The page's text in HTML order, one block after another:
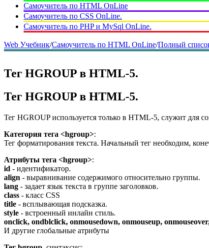
Самоучитель по HTML OnLine
Самоучитель по CSS OnLine.
Самоучитель по PHP и MySql OnLine.
Web Учебник/Самоучитель по HTML OnLine/Полный
Тег HGROUP в HTML-5.
Тег HGROUP в HTML-5.
Тег HGROUP используется только в HTML-5, служит для
Категория тега <hgroup>:
Тег форматирования текста. Начальный тег необходим,
Атрибуты тега <hgroup>:
id - идентификатор.
align - выравнивание содержимого относительно группы.
lang - задает язык текста в группе заголовков.
class - класс CSS
title - всплывающая подсказка.
style - встроенный инлайн стиль.
onclick, ondblclick, onmousedown, onmouseup,
И другие глобальные атрибуты